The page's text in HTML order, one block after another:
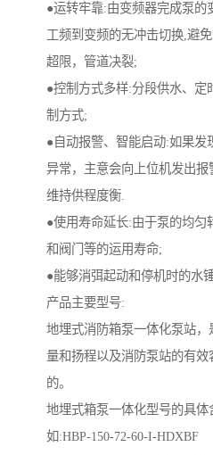
●运转牢靠:由变频器完成泵的
工频到变频的无冲击切换,避
超限，管道决裂;
●控制方式多样:分段供水、定
制方式;
●自动报警、智能启动:如果发
异常，主意会向上位机发出
维持供程度衡.
●使用寿命延长:由于泵的均匀
和阀门等的运用寿命;
●能够消弭起动和停机时的水
产品主要型号:
地埋式消防箱泵一体化泵站
量和扬程以及消防泵站的有
的。
地埋式箱泵一体化型号的具体
如:HBP-150-72-60-I-HDXBF